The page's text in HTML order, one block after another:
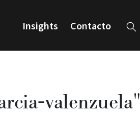
Insights Contacto
valenzuela"